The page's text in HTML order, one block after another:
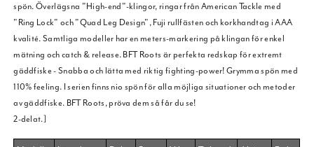
spön. Överlägsna "High-end"-klingor, ringar från American Tackle med
"Ring Lock" och "Quad Leg Design", Fuji rullfästen och korkhandtag i AAA
kvalité. Samtliga modeller har en meters-markering på klingan för enkel
mätning och catch & release. BFT Roots är perfekta redskap för extremt
gäddfiske - Snabba och lätta med riktig fighting-power! Grymma spön med
110% feeling. I serien finns nio spön för alla möjliga situationer och metoder
av gäddfiske. BFT Roots, pröva dem så får du se!
2-delat.]